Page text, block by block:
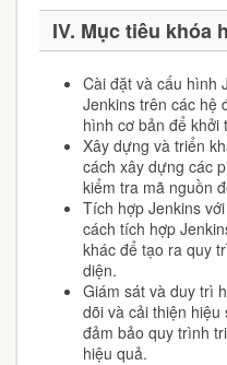
IV. Mục tiêu khóa
Cài đặt và cấu hình
Jenkins trên các hệ
hình cơ bản để khởi
Xây dựng và triển
cách xây dựng các
kiểm tra mã nguồn
Tích hợp Jenkins
cách tích hợp
khác để tạo ra quy
diện.
Giám sát và duy trì
dõi và cải thiện hiệu
đảm bảo quy trình
hiệu quả.